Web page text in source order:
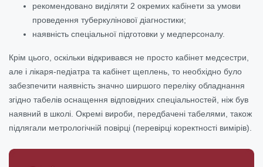
рекомендовано виділяти 2 окремих кабінети за умови
проведення туберкулінової діагностики;
наявність спеціальної підготовки у медперсоналу.
Крім цього, оскільки відкривався не просто кабінет медсестри,
але і лікаря-педіатра та кабінет щеплень, то необхідно було
забезпечити наявність значно ширшого переліку обладнання
згідно табелів оснащення відповідних спеціальностей, ніж був
наявний в школі. Окремі вироби, передбачені табелями, також
підлягали метрологічній повірці (перевірці коректності вимірів).